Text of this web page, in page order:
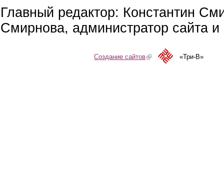
Главный редактор: Константин
Смирнова, администратор сайта
Создание сайтов(link is external)«Три-В»